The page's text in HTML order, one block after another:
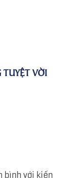
VỜI
bình với kiến